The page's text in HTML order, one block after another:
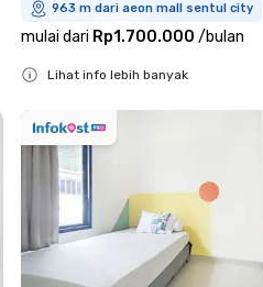
963 m dari aeon mall sentul city
mulai dari Rp1.700.000 /bulan
Lihat info lebih banyak